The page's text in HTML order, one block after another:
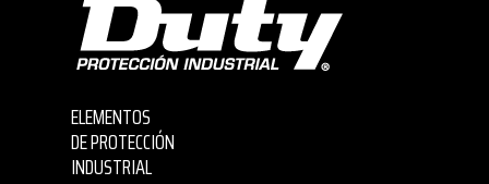
ELEMENTOS
DE PROTECCIÓN
INDUSTRIAL